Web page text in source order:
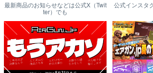
最新商品のお知らせなどは公式X（Twit
ter）でも
公式インスタ